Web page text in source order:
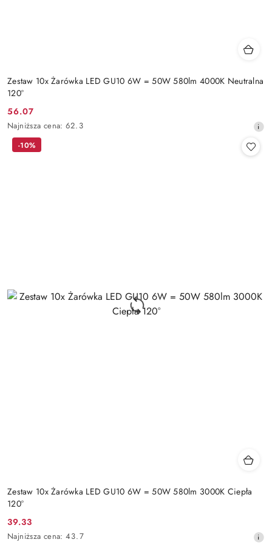
Zestaw 10x Żarówka LED GU10 6W = 50W 580lm 4000K Neutralna
120°
Cena
promocyjna:
56.07
Najniższa
cena
Najniższa cena: 62.3
Zestaw 10x Żarówka LED GU10 6W = 50W 580lm 3000K Ciepła
120°
Cena
39.33
Najniższa
Najniższa cena: 43.7
-10%